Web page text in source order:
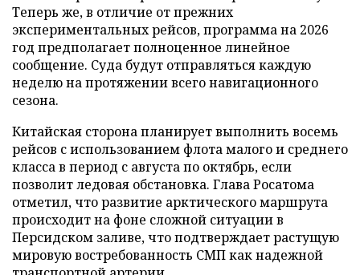
Теперь же, в отличие от прежних
экспериментальных рейсов, программа на 2026
год предполагает полноценное линейное
сообщение. Суда будут отправляться каждую
неделю на протяжении всего навигационного
сезона.
Китайская сторона планирует выполнить восемь
рейсов с использованием флота малого и среднего
класса в период с августа по октябрь, если
позволит ледовая обстановка. Глава Росатома
отметил, что развитие арктического маршрута
происходит на фоне сложной ситуации в
Персидском заливе, что подтверждает растущую
мировую востребованность СМП как надежной